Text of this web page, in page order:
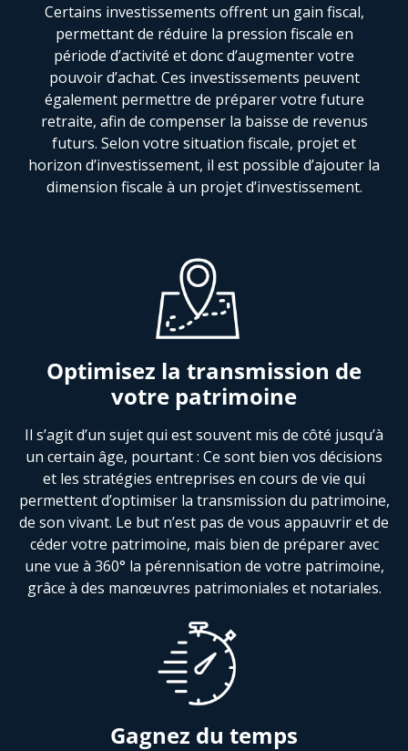
Certains investissements offrent un gain fiscal,
permettant de réduire la pression fiscale en
période d’activité et donc d’augmenter votre
pouvoir d’achat. Ces investissements peuvent
également permettre de préparer votre future
retraite, afin de compenser la baisse de revenus
futurs. Selon votre situation fiscale, projet et
horizon d’investissement, il est possible d’ajouter la
dimension fiscale à un projet d’investissement.
Optimisez la transmission de
votre patrimoine
Il s’agit d’un sujet qui est souvent mis de côté jusqu’à
un certain âge, pourtant : Ce sont bien vos décisions
et les stratégies entreprises en cours de vie qui
permettent d’optimiser la transmission du patrimoine,
de son vivant. Le but n’est pas de vous appauvrir et de
céder votre patrimoine, mais bien de préparer avec
une vue à 360° la pérennisation de votre patrimoine,
grâce à des manœuvres patrimoniales et notariales.
Gagnez du temps